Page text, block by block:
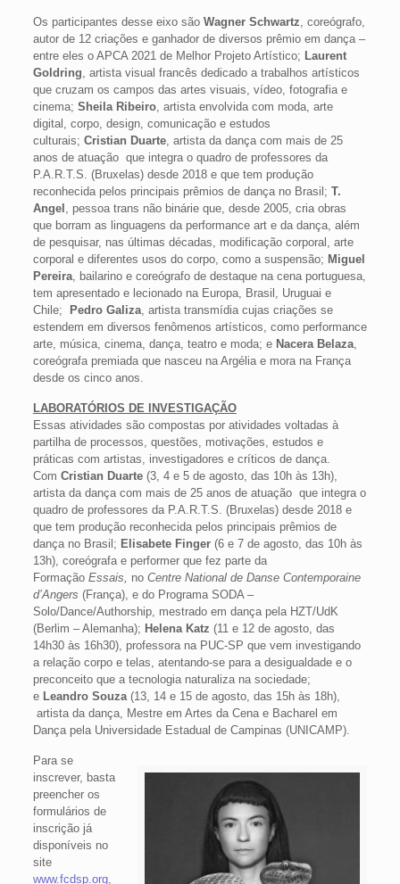
Os participantes desse eixo são Wagner Schwartz, coreógrafo,
autor de 12 criações e ganhador de diversos prêmio em dança –
entre eles o APCA 2021 de Melhor Projeto Artístico; Laurent
Goldring, artista visual francês dedicado a trabalhos artísticos
que cruzam os campos das artes visuais, vídeo, fotografia e
cinema; Sheila Ribeiro, artista envolvida com moda, arte
digital, corpo, design, comunicação e estudos
culturais; Cristian Duarte, artista da dança com mais de 25
anos de atuação que integra o quadro de professores da
P.A.R.T.S. (Bruxelas) desde 2018 e que tem produção
reconhecida pelos principais prêmios de dança no Brasil; T.
Angel , pessoa trans não binárie que, desde 2005, cria obras
que borram as linguagens da performance art e da dança, além
de pesquisar, nas últimas décadas, modificação corporal, arte
corporal e diferentes usos do corpo, como a suspensão; Miguel
Pereira, bailarino e coreógrafo de destaque na cena portuguesa,
tem apresentado e lecionado na Europa, Brasil, Uruguai e
Chile;
Pedro Galiza, artista transmídia cujas criações se
estendem em diversos fenômenos artísticos, como performance
arte, música, cinema, dança, teatro e moda; e Nacera Belaza,
coreógrafa premiada que nasceu na Argélia e mora na França
desde os cinco anos.
LABORATÓRIOS DE INVESTIGAÇÃO
Essas atividades são compostas por atividades voltadas à
partilha de processos, questões, motivações, estudos e
práticas com artistas, investigadores e críticos de dança.
Com Cristian Duarte(3, 4 e 5 de agosto, das 10h às 13h),
artista da dança com mais de 25 anos de atuação que integra o
quadro de professores da P.A.R.T.S. (Bruxelas) desde 2018 e
que tem produção reconhecida pelos principais prêmios de
dança no Brasil; Elisabete Finger(6 e 7 de agosto, das 10h às
13h), coreógrafa e performer que fez parte da
Formação Essais, no Centre National de Danse Contemporaine
d’Angers (França), e do Programa SODA –
Solo/Dance/Authorship, mestrado em dança pela HZT/UdK
(Berlim – Alemanha); Helena Katz (11 e 12 de agosto, das
14h30 às 16h30), professora na PUC-SP que vem investigando
a relação corpo e telas, atentando-se para a desigualdade e o
preconceito que a tecnologia naturaliza na sociedade;
e Leandro Souza(13, 14 e 15 de agosto, das 15h às 18h),
artista da dança, Mestre em Artes da Cena e Bacharel em
Dança pela Universidade Estadual de Campinas (UNICAMP).
Para se
inscrever, basta
preencher os
formulários de
inscrição já
disponíveis no
site
www.fcdsp.org,